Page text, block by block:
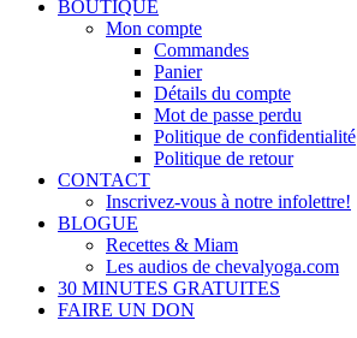
BOUTIQUE
Mon compte
Commandes
Panier
Détails du compte
Mot de passe perdu
Politique de confidentialité
Politique de retour
CONTACT
Inscrivez-vous à notre infolettre!
BLOGUE
Recettes & Miam
Les audios de chevalyoga.com
30 MINUTES GRATUITES
FAIRE UN DON